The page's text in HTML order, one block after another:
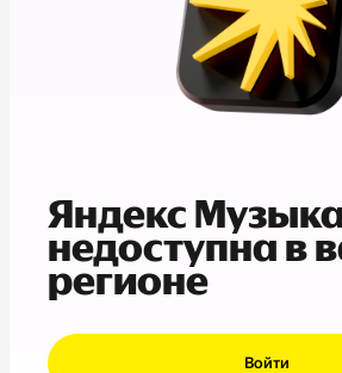
Яндекс
недоступна в
регионе
Войти